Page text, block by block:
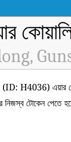
এয়ার
টোকেন পেতে